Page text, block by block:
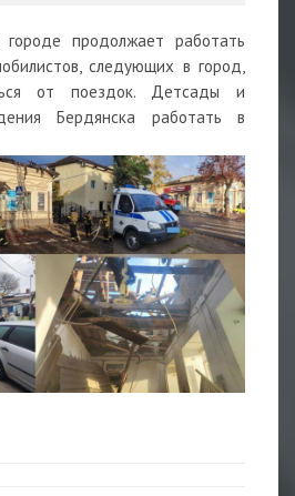
продолжает работать
следующих в город,
от поездок. Детсады и
Бердянска работать в